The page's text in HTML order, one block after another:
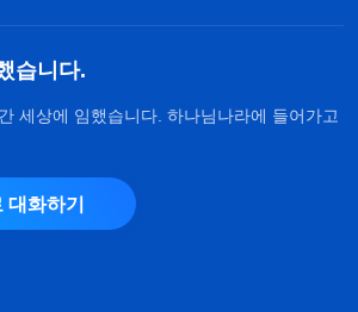
습니다.
세상에 임했습니다. 하나님나라에 들어가고
화하기